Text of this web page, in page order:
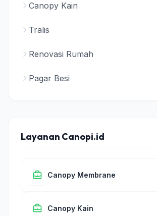
Canopy Kain
Tralis
Renovasi Rumah
Pagar Besi
Layanan Canopi.id
Canopy Membrane
Canopy Kain